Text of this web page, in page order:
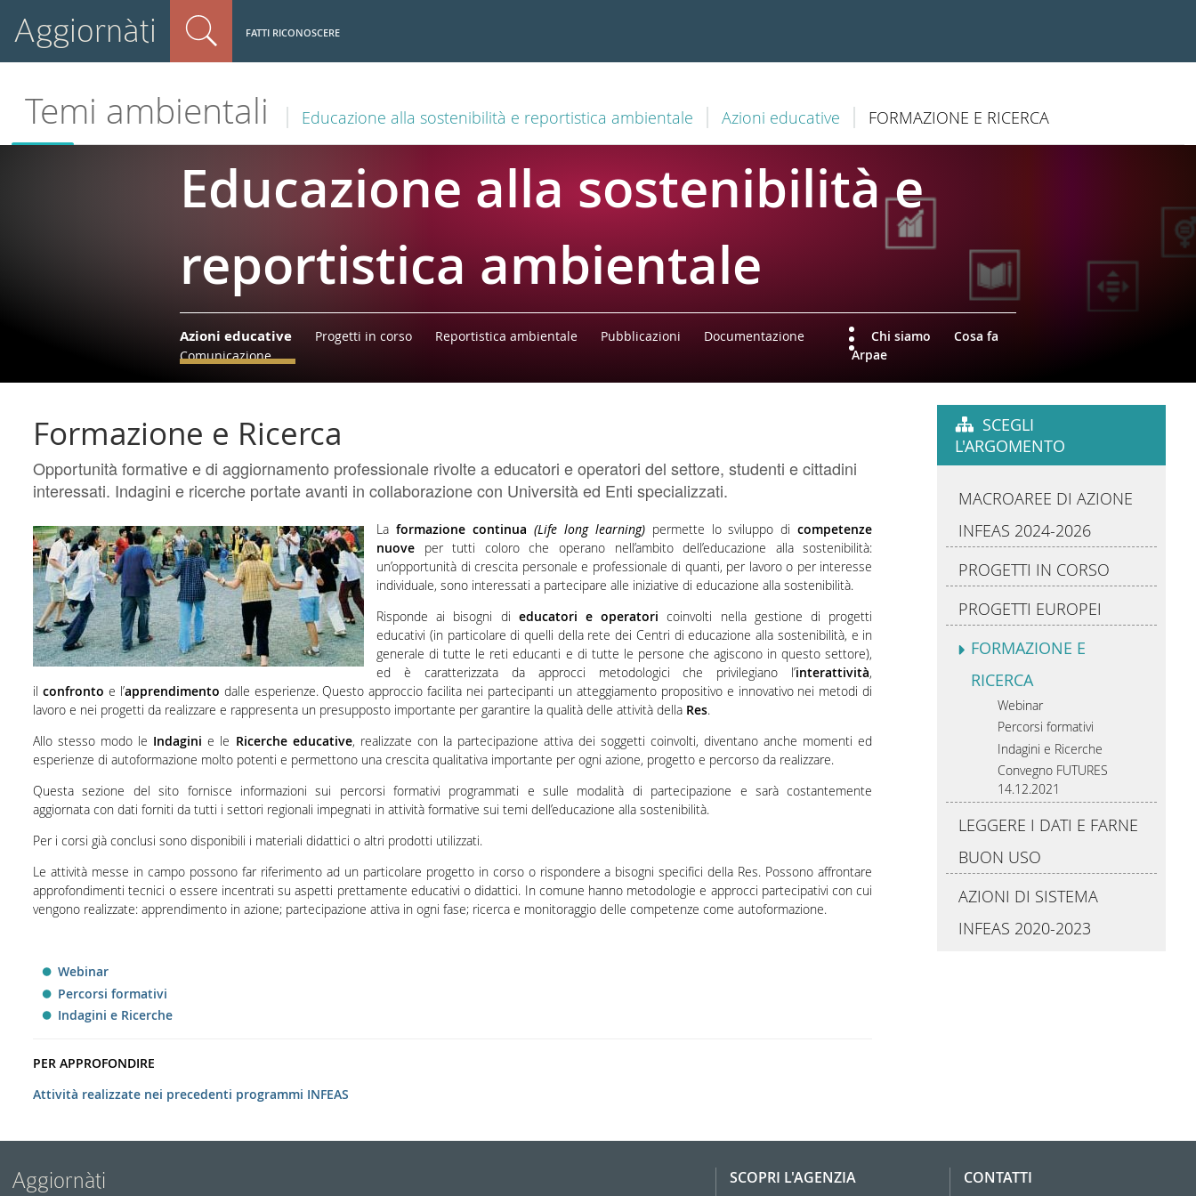
Aggiornàti FATTI RICONOSCERE
Temi ambientali Educazione alla sostenibilità e reportistica ambientale Azioni educative FORMAZIONE E RICERCA
Educazione alla sostenibilità e
reportistica ambientale
Azioni educative Progetti in corso Reportistica ambientale Pubblicazioni
Documentazione
Comunicazione
Chi siamo
Cosa fa
Arpae
Formazione e Ricerca
Opportunità formative e di aggiornamento professionale rivolte a educatori e operatori del settore, studenti e cittadini
interessati. Indagini e ricerche portate avanti in collaborazione con Università ed Enti specializzati.
Laformazione continua (Life long learning)permette lo sviluppo dicompetenze
nuove per tutti coloro che operano nell’ambito dell’educazione alla sostenibilità:
un’opportunità di crescita personale e professionale di quanti, per lavoro o per interesse
individuale, sono interessati a partecipare alle iniziative di educazione alla sostenibilità.
Risponde ai bisogni di educatori e operatori coinvolti nella gestione di progetti
educativi (in particolare di quelli della rete dei Centri di educazione alla sostenibilità, e in
generale di tutte le reti educanti e di tutte le persone che agiscono in questo settore),
ed è caratterizzata da approcci metodologici che privilegiano l’interattività,
il confronto e l’apprendimento dalle esperienze. Questo approccio facilita nei partecipanti un atteggiamento propositivo e innovativo nei metodi di
lavoro e nei progetti da realizzare e rappresenta un presupposto importante per garantire la qualità delle attività della Res.
Allo stesso modo le Indagini e le Ricerche educative, realizzate con la partecipazione attiva dei soggetti coinvolti, diventano anche momenti ed
esperienze di autoformazione molto potenti e permettono una crescita qualitativa importante per ogni azione, progetto e percorso da realizzare.
Questa sezione del sito fornisce informazioni sui percorsi formativi programmati e sulle modalità di partecipazione e sarà costantemente
aggiornata con dati forniti da tutti i settori regionali impegnati in attività formative sui temi dell’educazione alla sostenibilità.
Per i corsi già conclusi sono disponibili i materiali didattici o altri prodotti utilizzati.
Le attività messe in campo possono far riferimento ad un particolare progetto in corso o rispondere a bisogni specifici della Res. Possono affrontare
approfondimenti tecnici o essere incentrati su aspetti prettamente educativi o didattici. In comune hanno metodologie e approcci partecipativi con cui
vengono realizzate: apprendimento in azione; partecipazione attiva in ogni fase; ricerca e monitoraggio delle competenze come autoformazione.
Webinar
Percorsi formativi
Indagini e Ricerche
PER APPROFONDIRE
Attività realizzate nei precedenti programmi INFEAS
SCEGLI
L'ARGOMENTO
MACROAREE DI AZIONE
INFEAS 2024-2026
PROGETTI IN CORSO
PROGETTI EUROPEI
FORMAZIONE E
RICERCA
Webinar
Percorsi formativi
Indagini e Ricerche
Convegno FUTURES
14.12.2021
LEGGERE I DATI E FARNE
BUON USO
AZIONI DI SISTEMA
INFEAS 2020-2023
Aggiornàti SCOPRI L'AGENZIA CONTATTI